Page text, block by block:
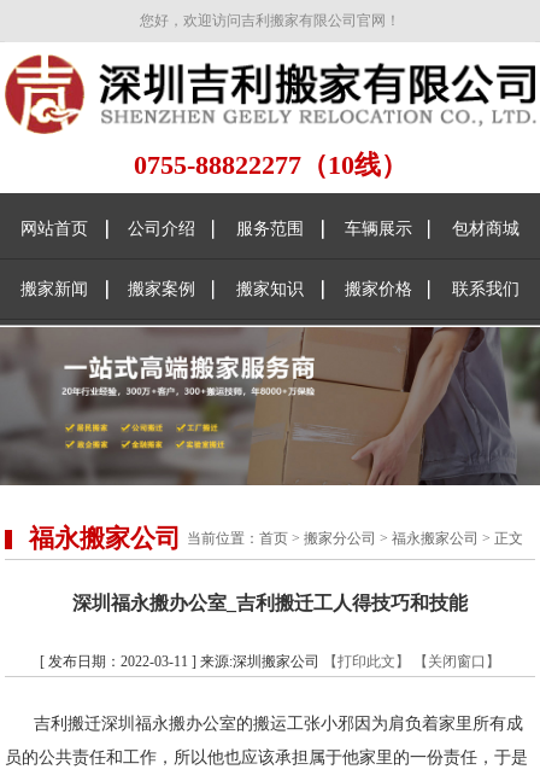
您好，欢迎访问吉利搬家有限公司官网！
0755-88822277（10线）
网站首页 公司介绍 服务范围 车辆展示 包材商城
搬家新闻 搬家案例 搬家知识 搬家价格 联系我们
福永搬家公司 当前位置： 首页> 搬家分公司 > 福永搬家公司 > 正文
深圳福永搬办公室_吉利搬迁工人得技巧和技能
[ 发布日期：2022-03-11 ] 来源:深圳搬家公司 【打印此文】 【关闭窗口】
吉利搬迁深圳福永搬办公室的搬运工张小邪因为肩负着家里所有成
员的公共责任和工作，所以他也应该承担属于他家里的一份责任，于是